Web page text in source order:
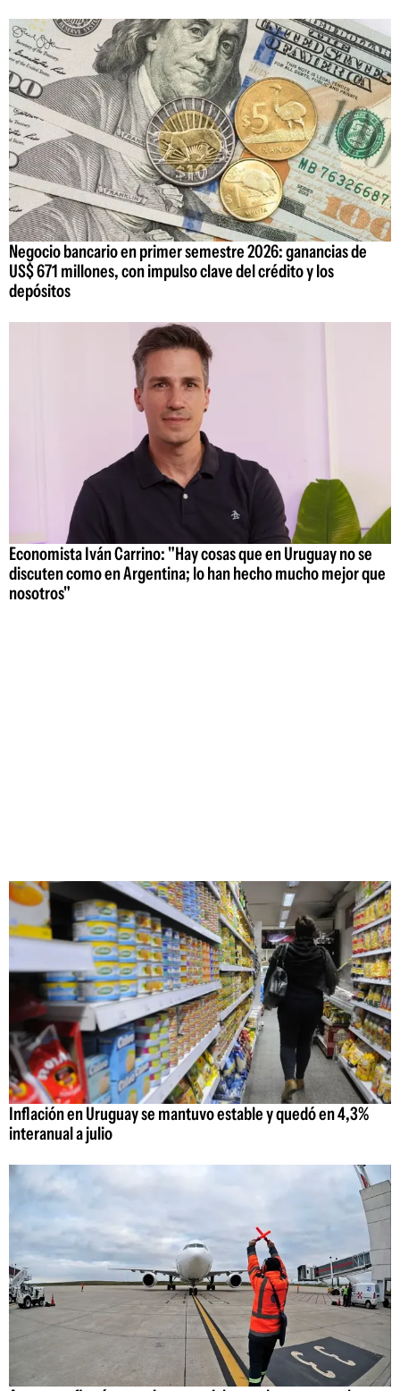
Negocio bancario en primer semestre 2026: ganancias de
US$ 671 millones, con impulso clave del crédito y los
depósitos
Economista Iván Carrino: "Hay cosas que en Uruguay no se
discuten como en Argentina; lo han hecho mucho mejor que
nosotros"
Inflación en Uruguay se mantuvo estable y quedó en 4,3%
interanual a julio